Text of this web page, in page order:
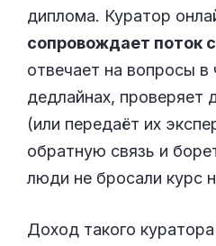
диплома. Куратор
сопровождает поток
отвечает на вопросы в
дедлайнах, проверяет
(или передаёт их
обратную связь и
люди не бросали курс
Доход такого